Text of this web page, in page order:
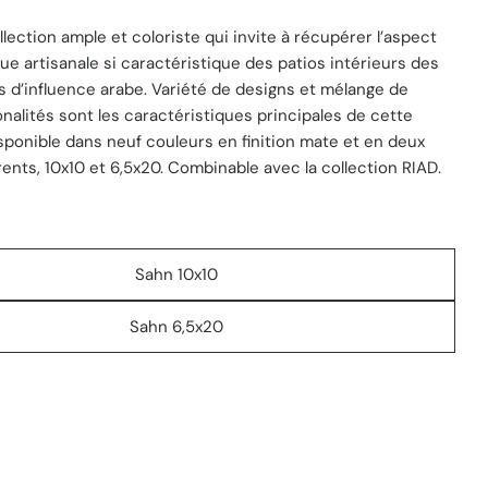
mode modal
ample et coloriste qui invite à récupérer l’aspect
artisanale si caractéristique des patios intérieurs des
arabe. Variété de designs et mélange de
sont les caractéristiques principales de cette
dans neuf couleurs en finition mate et en deux
10x10 et 6,5x20. Combinable avec la collection RIAD.
Sahn 10x10
Sahn 6,5x20